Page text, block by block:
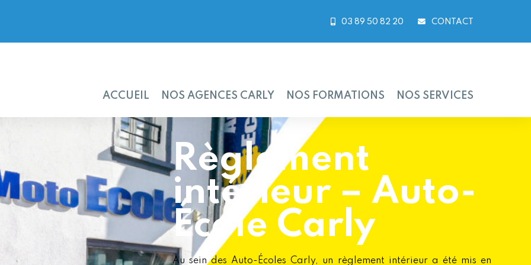
03 89 50 82 20 CONTACT
ACCUEIL NOS AGENCES CARLY NOS FORMATIONS NOS SERVICES
Règlement
intérieur – Auto-
École Carly
Au sein des Auto-Écoles Carly, un règlement intérieur a été mis en